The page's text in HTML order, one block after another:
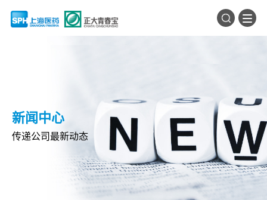
新闻中心
传递公司最新动态